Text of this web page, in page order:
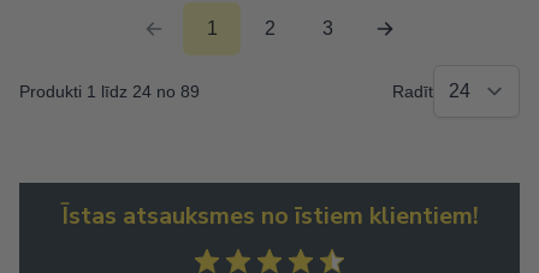
1 2 3
Produkti 1 līdz 24 no 89 Radīt
Īstas atsauksmes no īstiem klientiem!